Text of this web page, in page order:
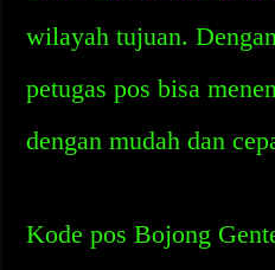
wilayah tujuan.
petugas pos bisa
dengan mudah dan
Kode pos Bojong